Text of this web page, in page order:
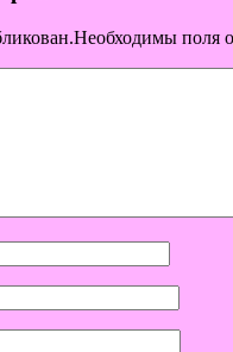
поля